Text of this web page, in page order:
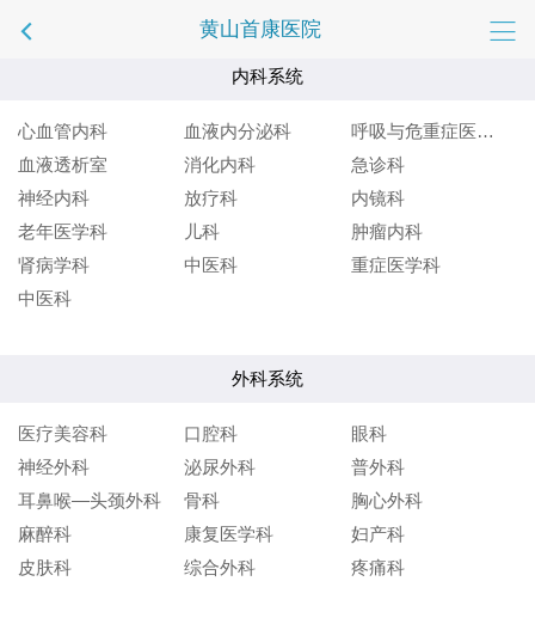
黄山首康医院
内科系统
心血管内科 血液内分泌科
呼吸与危重症医学科
血液透析室
消化内科
急诊科
神经内科
放疗科
内镜科
老年医学科
儿科
肿瘤内科
肾病学科
中医科
重症医学科
中医科
外科系统
医疗美容科 口腔科
眼科
神经外科
泌尿外科
普外科
耳鼻喉—头颈外科
骨科
胸心外科
麻醉科
康复医学科
妇产科
皮肤科
综合外科 疼痛科